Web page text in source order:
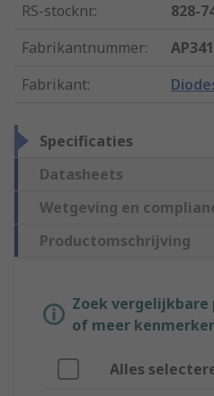
RS-stocknr.:
828-
Fabrikantnummer:
Fabrikant:
Specificaties
Datasheets
Wetgeving en
Productomschrijving
Zoek vergelijkbare
of meer
Alles